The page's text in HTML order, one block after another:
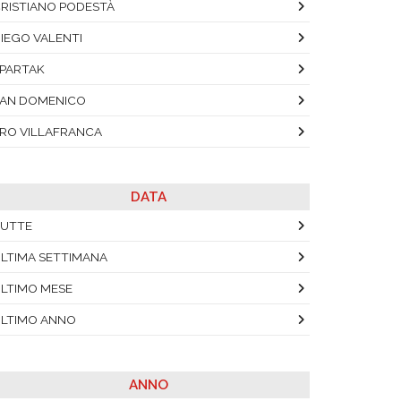
PODESTÀ
VALENTI
DOMENICO
VILLAFRANCA
DATA
SETTIMANA
MESE
ANNO
ANNO